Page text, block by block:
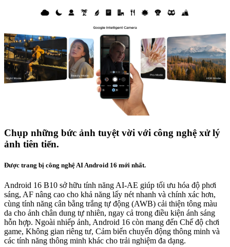
Chụp những bức ảnh tuyệt vời với công nghệ xử lý
ảnh tiên tiến.
Được trang bị công nghệ AI Android 16 mới nhất.
Android 16 B10 sở hữu tính năng AI-AE giúp tối ưu hóa độ phơi
sáng, AF nâng cao cho khả năng lấy nét nhanh và chính xác hơn,
cùng tính năng cân bằng trắng tự động (AWB) cải thiện tông màu
da cho ảnh chân dung tự nhiên, ngay cả trong điều kiện ánh sáng
hỗn hợp. Ngoài nhiếp ảnh, Android 16 còn mang đến Chế độ chơi
game, Không gian riêng tư, Cảm biến chuyển động thông minh và
các tính năng thông minh khác cho trải nghiệm đa dạng.